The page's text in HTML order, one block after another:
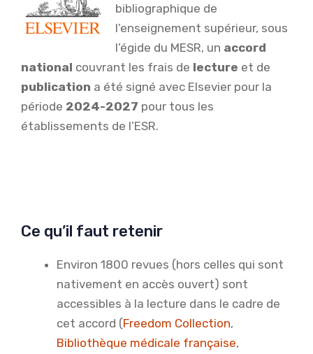
bibliographique de
l’enseignement supérieur, sous
l’égide du MESR, un accord
national couvrant les frais de lecture et de
publication a été signé avec Elsevier pour la
période 2024-2027 pour tous les
établissements de l’ESR.
Ce qu’il faut retenir
Environ 1800 revues (hors celles qui sont
nativement en accès ouvert) sont
accessibles à la lecture dans le cadre de
cet accord (Freedom Collection,
Bibliothèque médicale française,